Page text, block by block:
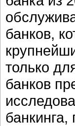
банков,
только
банков